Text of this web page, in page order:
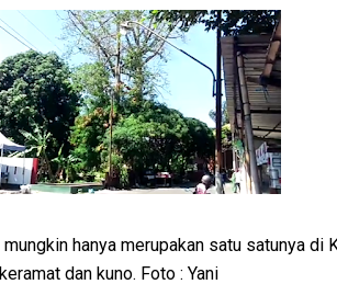
hanya merupakan satu satunya di
dan kuno. Foto : Yani